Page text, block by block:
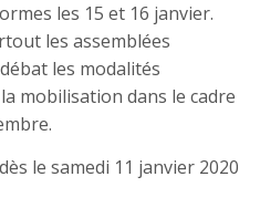
les 15 et 16 janvier.
les assemblées
les modalités
mobilisation dans le cadre
le samedi 11 janvier 2020